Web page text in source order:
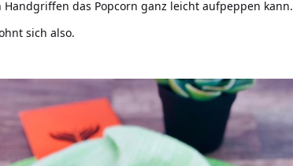
das Popcorn ganz leicht aufpeppen kann.
sich also.